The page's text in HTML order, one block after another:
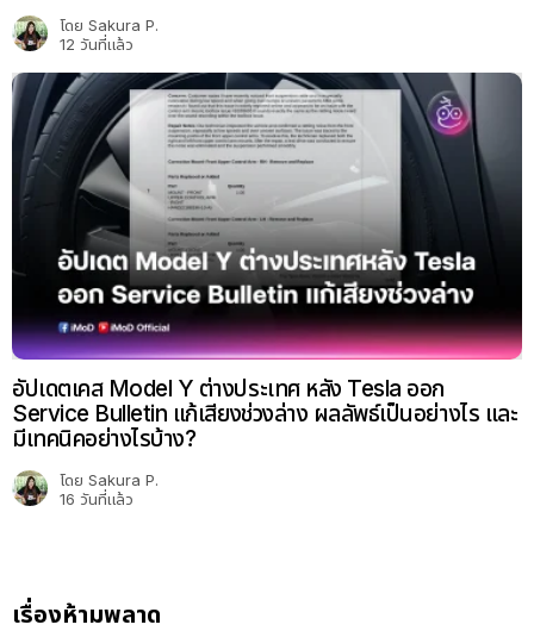
โดย Sakura P.
12 วันที่แล้ว
อัปเดตเคส Model Y ต่างประเทศ หลัง Tesla ออก
Service Bulletin แก้เสียงช่วงล่าง ผลลัพธ์เป็นอย่างไร และ
มีเทคนิคอย่างไรบ้าง?
โดย Sakura P.
16 วันที่แล้ว
เรื่องห้ามพลาด